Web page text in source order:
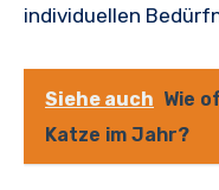
individuellen
Siehe auch Wie
Katze im Jahr?